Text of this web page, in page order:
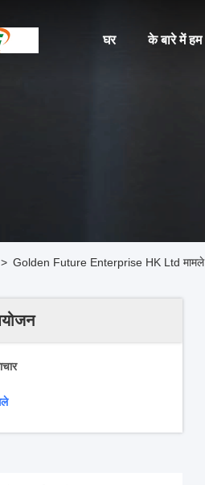
घर के बारे में हम
> Golden Future Enterprise HK Ltd मामले